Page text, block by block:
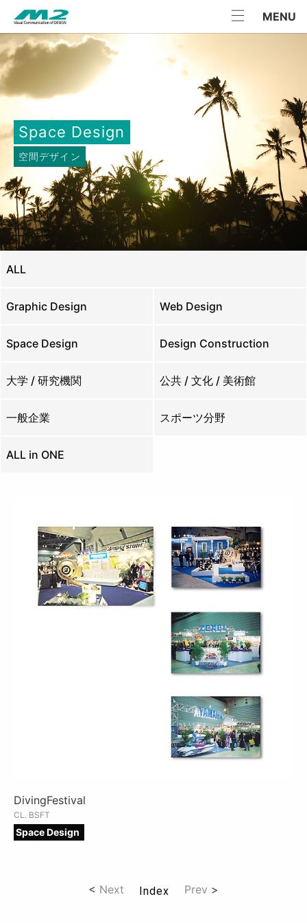
content
MENU
Space Design
空間デザイン
ALL
Graphic Design Web Design
Space Design Design Construction
大学 / 研究機関 公共 / 文化 / 美術館
一般企業 スポーツ分野
ALL in ONE
DivingFestival
CL. BSFT
Space Design
< Next Index Prev >